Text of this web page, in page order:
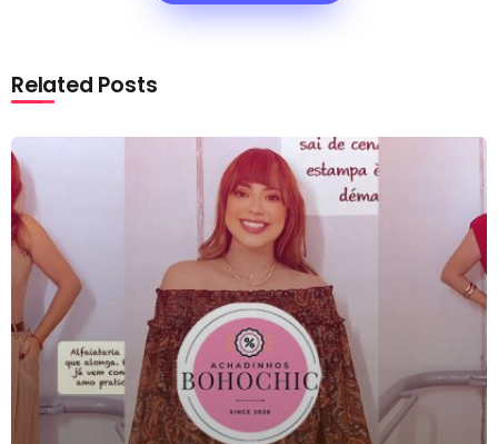
Related Posts